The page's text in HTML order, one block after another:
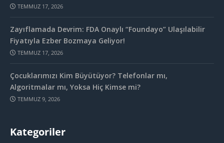
TEMMUZ 17, 2026
Zayıflamada Devrim: FDA Onaylı “Foundayo” Ulaşılabilir
Fiyatıyla Ezber Bozmaya Geliyor!
TEMMUZ 17, 2026
Çocuklarımızı Kim Büyütüyor? Telefonlar mı,
Algoritmalar mı, Yoksa Hiç Kimse mi?
TEMMUZ 9, 2026
Kategoriler